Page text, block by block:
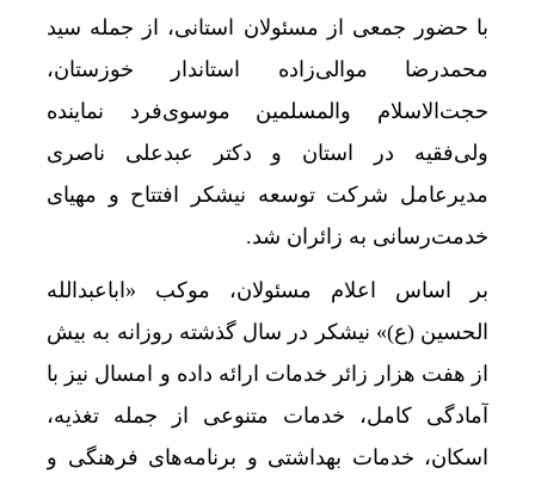
با حضور جمعی از مسئولان استانی، از جمله سید
محمدرضا موالی‌زاده استاندار خوزستان،
حجت‌الاسلام والمسلمین موسوی‌فرد نماینده
ولی‌فقیه در استان و دکتر عبدعلی ناصری
مدیرعامل شرکت توسعه نیشکر افتتاح و مهیای
خدمت‌رسانی به زائران شد.
بر اساس اعلام مسئولان، موکب «اباعبدالله
الحسین (ع)» نیشکر در سال گذشته روزانه به بیش
از هفت هزار زائر خدمات ارائه داده و امسال نیز با
آمادگی کامل، خدمات متنوعی از جمله تغذیه،
اسکان، خدمات بهداشتی و برنامه‌های فرهنگی و